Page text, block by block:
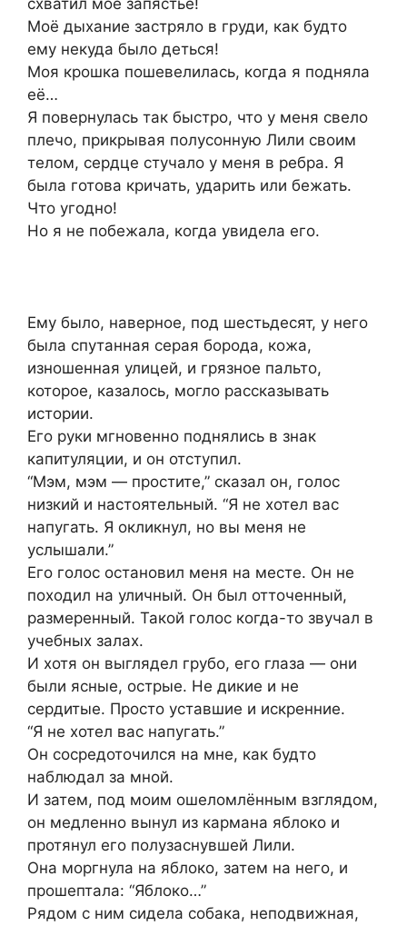
схватил моё запястье!
Моё дыхание застряло в груди, как будто
ему некуда было деться!
Моя крошка пошевелилась, когда я подняла
её…
Я повернулась так быстро, что у меня свело
плечо, прикрывая полусонную Лили своим
телом, сердце стучало у меня в ребра. Я
была готова кричать, ударить или бежать.
Что угодно!
Но я не побежала, когда увидела его.
Ему было, наверное, под шестьдесят, у него
была спутанная серая борода, кожа,
изношенная улицей, и грязное пальто,
которое, казалось, могло рассказывать
истории.
Его руки мгновенно поднялись в знак
капитуляции, и он отступил.
“Мэм, мэм — простите,” сказал он, голос
низкий и настоятельный. “Я не хотел вас
напугать. Я окликнул, но вы меня не
услышали.”
Его голос остановил меня на месте. Он не
походил на уличный. Он был отточенный,
размеренный. Такой голос когда-то звучал в
учебных залах.
И хотя он выглядел грубо, его глаза — они
были ясные, острые. Не дикие и не
сердитые. Просто уставшие и искренние.
“Я не хотел вас напугать.”
Он сосредоточился на мне, как будто
наблюдал за мной.
И затем, под моим ошеломлённым взглядом,
он медленно вынул из кармана яблоко и
протянул его полузаснувшей Лили.
Она моргнула на яблоко, затем на него, и
прошептала: “Яблоко…”
Рядом с ним сидела собака, неподвижная,